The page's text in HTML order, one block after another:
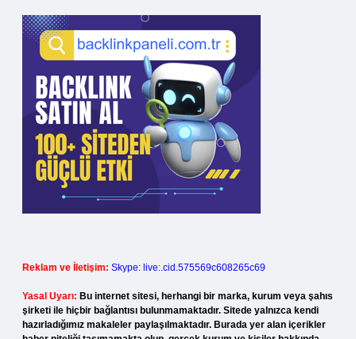
Reklam ve İletişim: Skype: live:.cid.575569c608265c69
Yasal Uyarı: Bu internet sitesi, herhangi bir marka, kurum veya şahıs
şirketi ile hiçbir bağlantısı bulunmamaktadır. Sitede yalnızca kendi
hazırladığımız makaleler paylaşılmaktadır. Burada yer alan içerikler